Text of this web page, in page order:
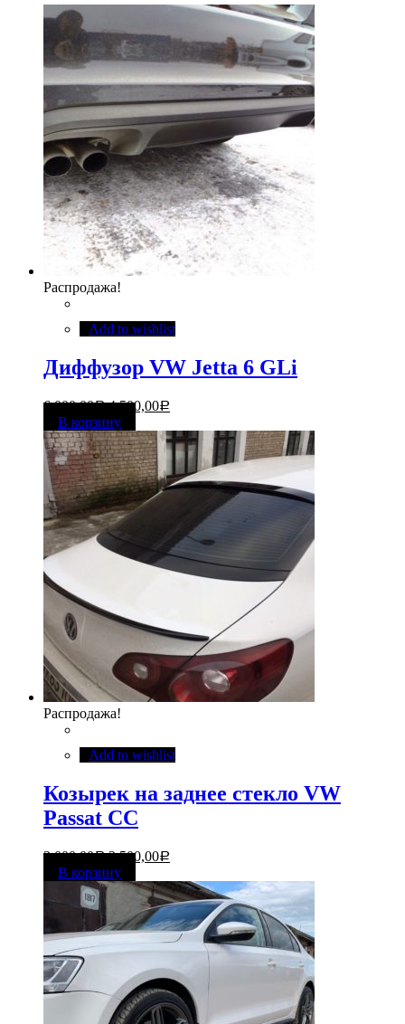
Распродажа!
Add to wishlist
Диффузор VW Jetta 6 GLi
6 000,00Р 4 500,00Р
В корзину
Распродажа!
Add to wishlist
Козырек на заднее стекло VW
Passat CC
3 000,00Р 2 500,00Р
В корзину